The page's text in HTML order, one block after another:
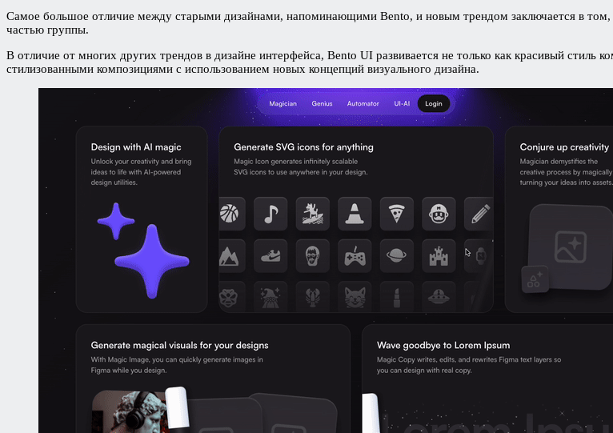
Самое большое отличие между старыми дизайнами, напоминающими Bento, и новым трендом заключается в том,
частью группы.
В отличие от многих других трендов в дизайне интерфейса, Bento UI развивается не только как красивый стиль
стилизованными композициями с использованием новых концепций визуального дизайна.